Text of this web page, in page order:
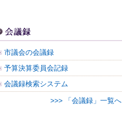
市議会の会議録
予算決算委員会記録
会議録検索システム
>>> 「会議録」一覧へ